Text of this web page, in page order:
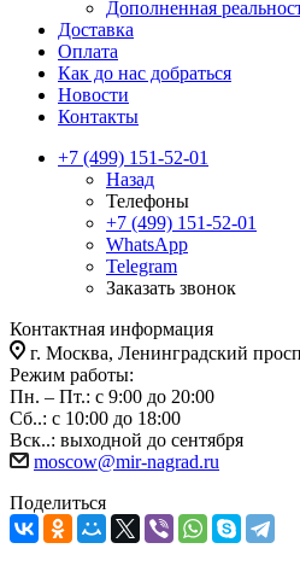
Дополненная
Доставка
Оплата
Как до нас добраться
Новости
Контакты
+7 (499) 151-52-01
Назад
Телефоны
+7 (499) 151-52-01
WhatsApp
Telegram
Заказать звонок
Контактная информация
г. Москва, Ленинградский
Режим работы:
Пн. – Пт.: с 9:00 до 20:00
Сб..: с 10:00 до 18:00
Вск..: выходной до сентября
moscow@mir-nagrad.ru
Поделиться